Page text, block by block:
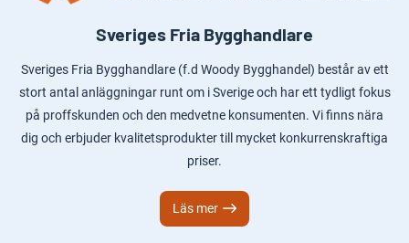
Sveriges Fria Bygghandlare
Sveriges Fria Bygghandlare (f.d Woody Bygghandel) består av ett
stort antal anläggningar runt om i Sverige och har ett tydligt fokus
på proffskunden och den medvetne konsumenten. Vi finns nära
dig och erbjuder kvalitetsprodukter till mycket konkurrenskraftiga
priser.
Läs mer